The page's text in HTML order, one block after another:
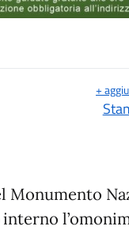
+
Monumento
interno